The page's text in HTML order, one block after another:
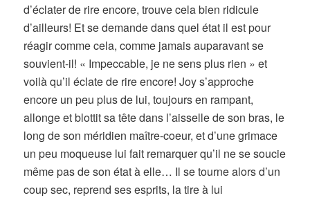
d’éclater de rire encore, trouve cela bien ridicule
d’ailleurs! Et se demande dans quel état il est pour
réagir comme cela, comme jamais auparavant se
souvient-il! « Impeccable, je ne sens plus rien » et
voilà qu’il éclate de rire encore! Joy s’approche
encore un peu plus de lui, toujours en rampant,
allonge et blottit sa tête dans l’aisselle de son bras, le
long de son méridien maître-coeur, et d’une grimace
un peu moqueuse lui fait remarquer qu’il ne se soucie
même pas de son état à elle… Il se tourne alors d’un
coup sec, reprend ses esprits, la tire à lui